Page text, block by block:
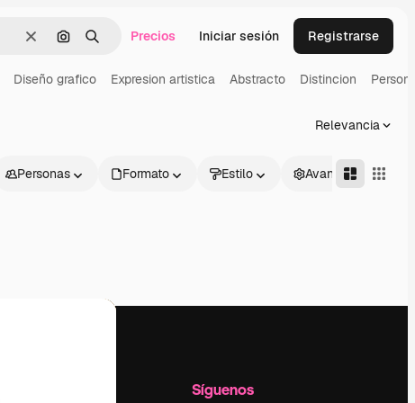
BorrarBuscar por imagen
BuscarPrecios Iniciar sesión Registrarse
Diseño grafico Expresion artistica Abstracto Distincion
Relevancia
Personas Formato Estilo Avanzado
Síguenos